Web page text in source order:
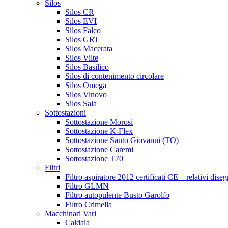
Silos
Silos CR
Silos EVI
Silos Falco
Silos GRT
Silos Macerata
Silos Vilte
Silos Basilico
Silos di contenimento circolare
Silos Omega
Silos Vinovo
Silos Sala
Sottostazioni
Sottostazione Morosi
Sottostazione K-Flex
Sottostazione Santo Giovanni (TO)
Sottostazione Caremi
Sottostazione T70
Filtri
Filtro aspiratore 2012 certificati CE – relativi
Filtro GLMN
Filtro autopulente Busto Garolfo
Filtro Crimella
Macchinari Vari
Caldaia